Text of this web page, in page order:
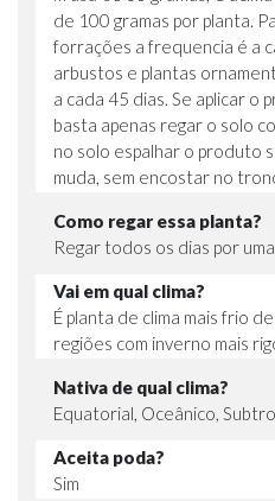
de 100 gramas por planta.
forrações a frequencia é a
arbustos e plantas
a cada 45 dias. Se aplicar o
basta apenas regar o solo
no solo espalhar o produto
muda, sem encostar no
Como regar essa planta?
Regar todos os dias por
Vai em qual clima?
É planta de clima mais frio
regiões com inverno mais
Nativa de qual clima?
Equatorial, Oceânico,
Aceita poda?
Sim